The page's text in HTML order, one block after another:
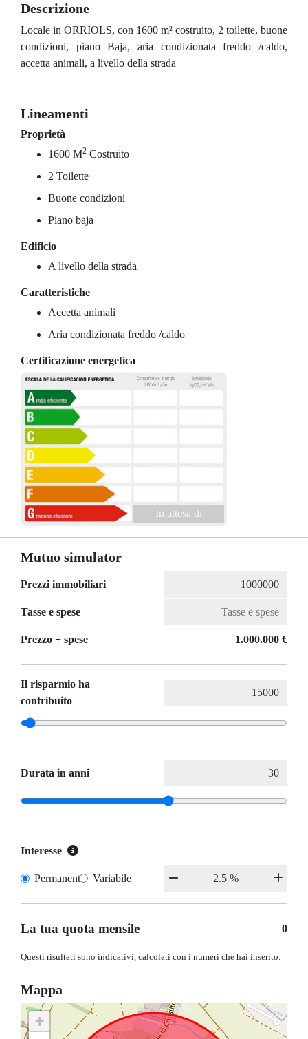
Descrizione
Locale in ORRIOLS, con 1600 m² costruito, 2 toilette, buone
condizioni, piano Baja, aria condizionata freddo /caldo,
accetta animali, a livello della strada
Lineamenti
Proprietà
1600 M2 Costruito
2 Toilette
Buone condizioni
Piano baja
Edificio
A livello della strada
Caratteristiche
Accetta animali
Aria condizionata freddo /caldo
Certificazione energetica
In attesa di
Mutuo simulator
Prezzi immobiliari
Tasse e spese
Prezzo + spese 1.000.000 €
Il risparmio ha
contribuito
Durata in anni
Interesse
Permanente Variabile
La tua quota mensile 0
Questi risultati sono indicativi, calcolati con i numeri che hai inserito.
Mappa
+